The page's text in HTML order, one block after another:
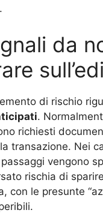
da
di rischio
.
richiesti
transazione. Nei
vengono
rischia di
con le presunte